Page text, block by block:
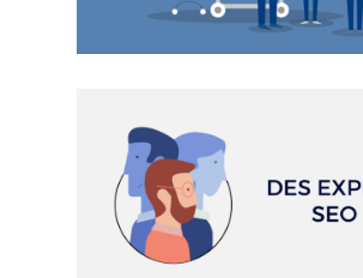
RVIP - MOTION DESIGN
AGENCE DE RÉFÉRENCEMENT